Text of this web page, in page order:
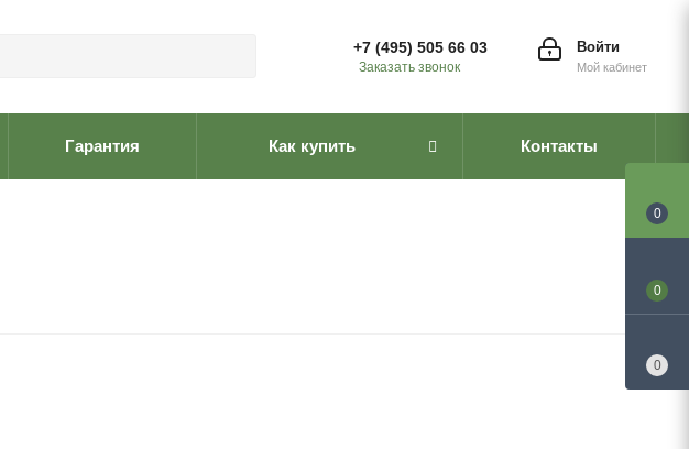
Войти
Мой кабинет
+7 (495) 505 66 03
Заказать звонок
Гарантия Как купить Контакты
0
0
0